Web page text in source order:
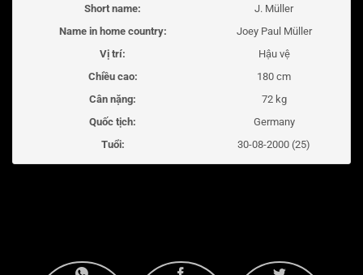
Short name:
J. Müller
Name in home country:
Joey Paul Müller
Vị trí:
Hậu vệ
Chiều cao:
180 cm
Cân nặng:
72 kg
Quốc tịch:
Germany
Tuổi:
30-08-2000 (25)